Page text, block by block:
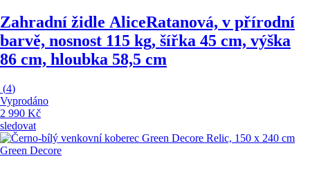
Zahradní židle AliceRatanová, v přírodní
barvě, nosnost 115 kg, šířka 45 cm, výška
86 cm, hloubka 58,5 cm
(4)
Vyprodáno
2 990 Kč
sledovat
Green Decore